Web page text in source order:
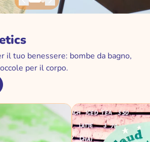
Prossimo
Prossimo
il tuo benessere: bombe da bagno,
per il corpo.